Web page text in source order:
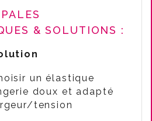
& SOLUTIONS :
un élastique
doux et adapté
tension